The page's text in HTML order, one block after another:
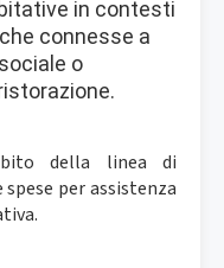
in contesti
connesse a
o
della linea di
per assistenza